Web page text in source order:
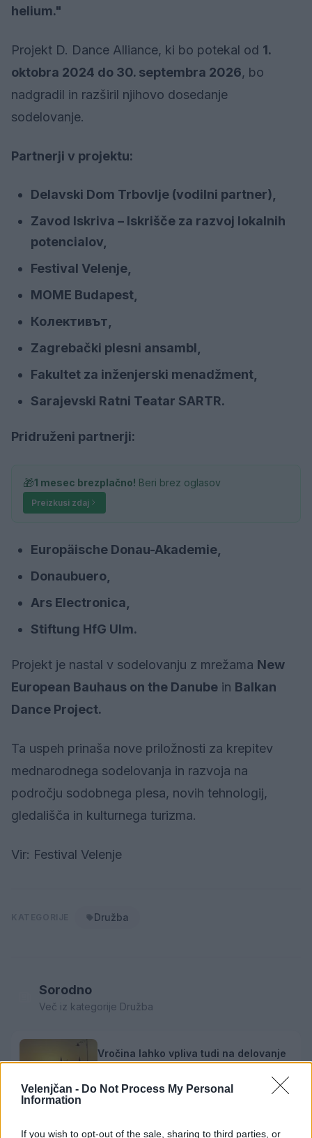
Velenjčan - Do Not Process My Personal
Information
If you wish to opt-out of the sale, sharing to third parties, or
helium."
Projekt D. Dance Alliance, ki bo potekal od 1.
oktobra 2024 do 30. septembra 2026, bo
nadgradil in razširil njihovo dosedanje
sodelovanje.
Partnerji v projektu:
Delavski Dom Trbovlje (vodilni partner),
Zavod Iskriva – Iskrišče za razvoj lokalnih
potencialov,
Festival Velenje,
MOME Budapest,
Колективът,
Zagrebački plesni ansambl,
Fakultet za inženjerski menadžment,
Sarajevski Ratni Teatar SARTR.
Pridruženi partnerji:
🎁1 mesec brezplačno! Beri brez oglasov
Preizkusi zdaj
Europäische Donau-Akademie,
Donaubuero,
Ars Electronica,
Stiftung HfG Ulm.
Projekt je nastal v sodelovanju z mrežama New
European Bauhaus on the Danube in Balkan
Dance Project.
Ta uspeh prinaša nove priložnosti za krepitev
mednarodnega sodelovanja in razvoja na
področju sodobnega plesa, novih tehnologij,
gledališča in kulturnega turizma.
Vir: Festival Velenje
Družba
Sorodno
Več iz kategorije Družba
Vročina lahko vpliva tudi na delovanje
vozil